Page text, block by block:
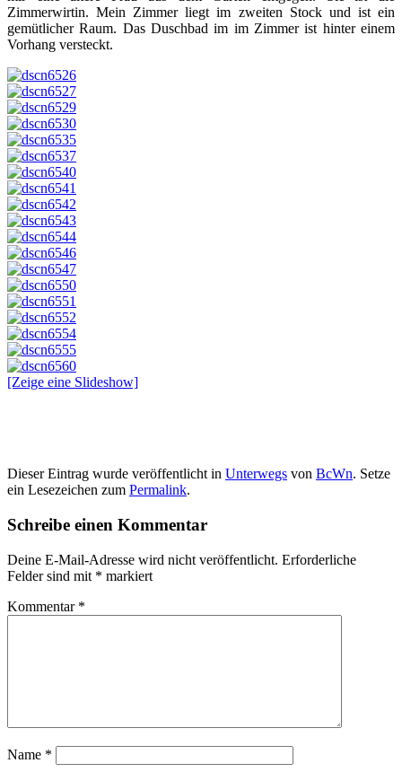
Zimmerwirtin. Mein Zimmer liegt im zweiten Stock und ist ein
gemütlicher Raum. Das Duschbad im im Zimmer ist hinter einem
Vorhang versteckt.
[Zeige eine Slideshow]
Dieser Eintrag wurde veröffentlicht in Unterwegs von BcWn. Setze
ein Lesezeichen zum Permalink.
Schreibe einen Kommentar
Deine E-Mail-Adresse wird nicht veröffentlicht. Erforderliche
Felder sind mit * markiert
Kommentar *
Name *